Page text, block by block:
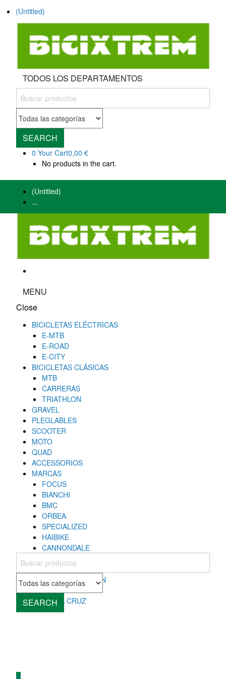
(Untitled)
TODOS LOS DEPARTAMENTOS
SEARCH
0 Your Cart0,00 €
No products in the cart.
(Untitled)
...
MENU
Close
BICICLETAS ELÉCTRICAS
E-MTB
E-ROAD
E-CITY
BICICLETAS CLÁSICAS
MTB
CARRERAS
TRIATHLON
GRAVEL
PLEGLABLES
SCOOTER
MOTO
QUAD
ACCESSORIOS
MARCAS
FOCUS
BIANCHI
BMC
ORBEA
SPECIALIZED
HAIBIKE
CANNONDALE
COLNAGO
MONDRAKER
ROCKY MOUNTAIN
CUBE
SANTA CRUZ
SEARCH